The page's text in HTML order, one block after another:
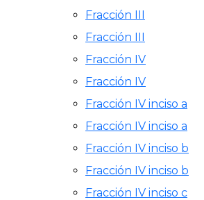
Fracción III
Fracción III
Fracción IV
Fracción IV
Fracción IV inciso a
Fracción IV inciso a
Fracción IV inciso b
Fracción IV inciso b
Fracción IV inciso c